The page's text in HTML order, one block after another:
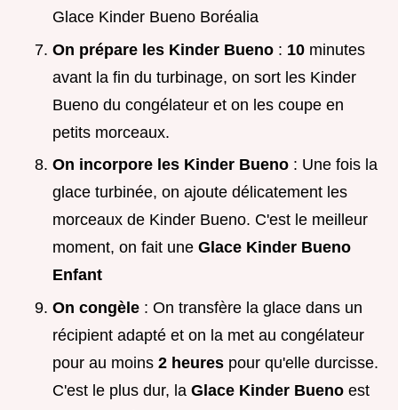
Glace Kinder Bueno Boréalia
On prépare les Kinder Bueno : 10 minutes
avant la fin du turbinage, on sort les Kinder
Bueno du congélateur et on les coupe en
petits morceaux.
On incorpore les Kinder Bueno : Une fois la
glace turbinée, on ajoute délicatement les
morceaux de Kinder Bueno. C'est le meilleur
moment, on fait une Glace Kinder Bueno
Enfant
On congèle : On transfère la glace dans un
récipient adapté et on la met au congélateur
pour au moins 2 heures pour qu'elle durcisse.
C'est le plus dur, la Glace Kinder Bueno est